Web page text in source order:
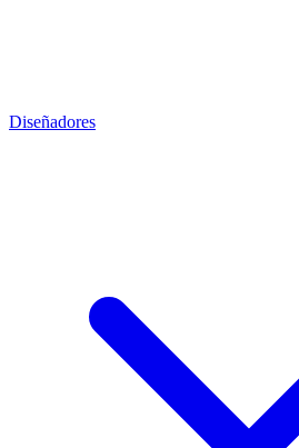
Diseñadores